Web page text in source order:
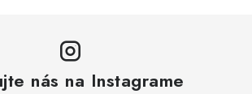
nás na Instagrame